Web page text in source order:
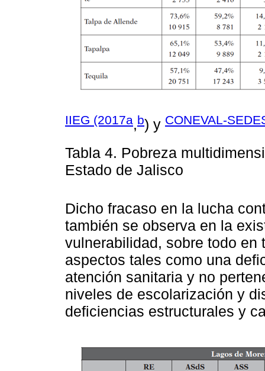
IIEG (2017a,b) y CONEVAL-
Tabla 4. Pobreza
Estado de Jalisco
Dicho fracaso en la lucha
también se observa en la
vulnerabilidad, sobre todo
aspectos tales como una
atención sanitaria y no
niveles de escolarización y
deficiencias estructurales y